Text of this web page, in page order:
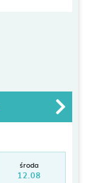
środa
12.08